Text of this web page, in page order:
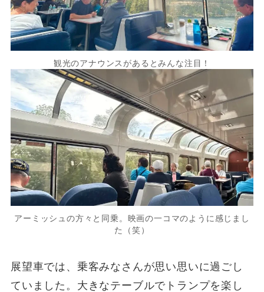
観光のアナウンスがあるとみんな注目！
アーミッシュの方々と同乗。映画の一コマのように感じまし
た（笑）
展望車では、乗客みなさんが思い思いに過ごし
ていました。大きなテーブルでトランプを楽し